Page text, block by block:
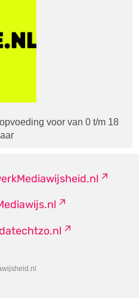
voor van 0 t/m 18